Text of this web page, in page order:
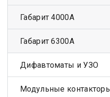
Габарит 4000А
Габарит 6300А
Дифавтоматы и УЗО
Модульные